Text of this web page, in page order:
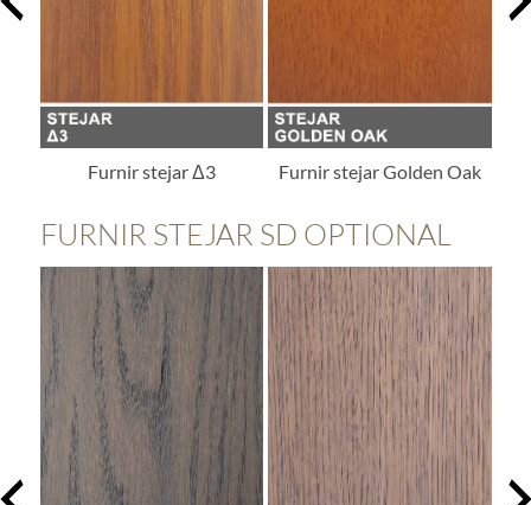
Furnir stejar Δ3 Furnir stejar Golden Oak
FURNIR STEJAR SD OPTIONAL